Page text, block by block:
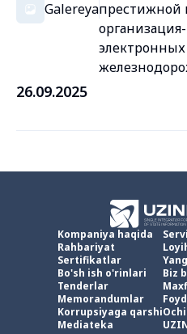
Galereyaпрестижной
электронных
26.09.2025
Kompaniya haqida
Rahbariyat
Sertifikatlar
Bo'sh ish o'rinlari
Tenderlar
Memorandumlar
Korrupsiyaga qarshi
Mediateka
Biz